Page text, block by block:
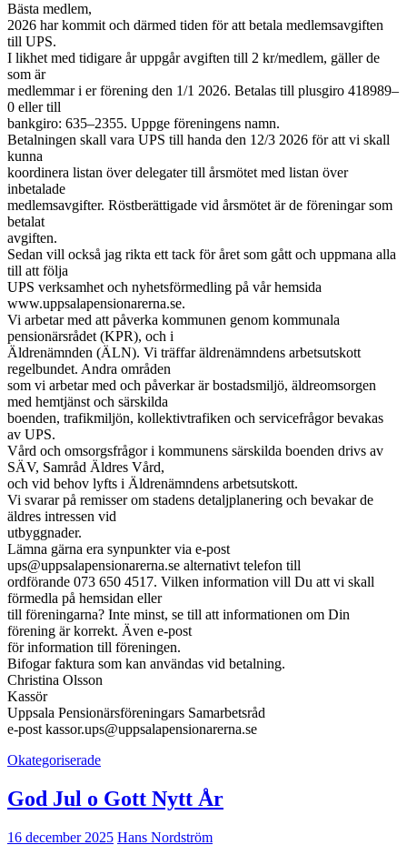
Bästa medlem,
2026 har kommit och därmed tiden för att betala medlemsavgiften
till UPS.
I likhet med tidigare år uppgår avgiften till 2 kr/medlem, gäller de
som är
medlemmar i er förening den 1/1 2026. Betalas till plusgiro 418989–
0 eller till
bankgiro: 635–2355. Uppge föreningens namn.
Betalningen skall vara UPS till handa den 12/3 2026 för att vi skall
kunna
koordinera listan över delegater till årsmötet med listan över
inbetalade
medlemsavgifter. Röstberättigade vid årsmötet är de föreningar som
betalat
avgiften.
Sedan vill också jag rikta ett tack för året som gått och uppmana alla
till att följa
UPS verksamhet och nyhetsförmedling på vår hemsida
www.uppsalapensionarerna.se.
Vi arbetar med att påverka kommunen genom kommunala
pensionärsrådet (KPR), och i
Äldrenämnden (ÄLN). Vi träffar äldrenämndens arbetsutskott
regelbundet. Andra områden
som vi arbetar med och påverkar är bostadsmiljö, äldreomsorgen
med hemtjänst och särskilda
boenden, trafikmiljön, kollektivtrafiken och servicefrågor bevakas
av UPS.
Vård och omsorgsfrågor i kommunens särskilda boenden drivs av
SÄV, Samråd Äldres Vård,
och vid behov lyfts i Äldrenämndens arbetsutskott.
Vi svarar på remisser om stadens detaljplanering och bevakar de
äldres intressen vid
utbyggnader.
Lämna gärna era synpunkter via e-post
ups@uppsalapensionarerna.se alternativt telefon till
ordförande 073 650 4517. Vilken information vill Du att vi skall
förmedla på hemsidan eller
till föreningarna? Inte minst, se till att informationen om Din
förening är korrekt. Även e-post
för information till föreningen.
Bifogar faktura som kan användas vid betalning.
Christina Olsson
Kassör
Uppsala Pensionärsföreningars Samarbetsråd
e-post kassor.ups@uppsalapensionarerna.se
Okategoriserade
God Jul o Gott Nytt År
16 december 2025 Hans Nordström